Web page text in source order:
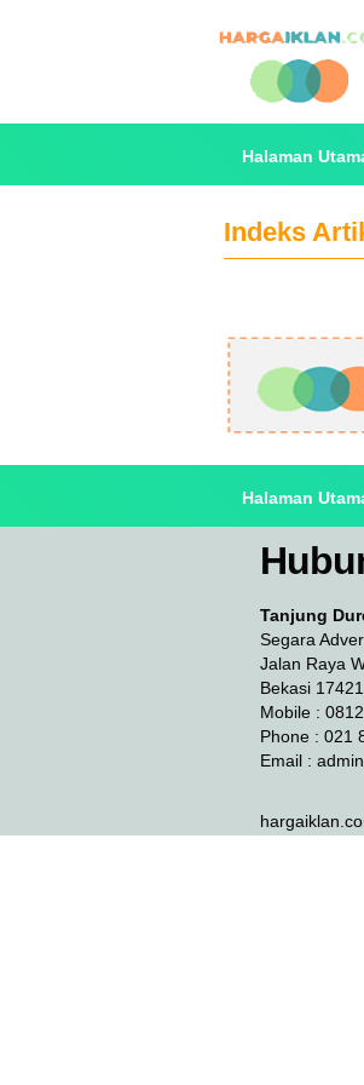
Halaman
Indeks
Halaman
Tanjung
Segara
Jalan Raya
Bekasi 17421
Mobile :
Phone : 021
Email :